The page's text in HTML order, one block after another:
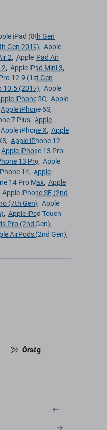
iPad (8th Gen
Gen 2019), Apple
2, Apple iPad Air
2, Apple iPad Mini 3,
12.9 (1st Gen
10.5 (2017), Apple
iPhone 5C, Apple
Apple iPhone 6S,
7 Plus, Apple
Apple iPhone X, Apple
, Apple iPhone 12
Apple iPhone 13 Pro
13 Pro, Apple
14, Apple
14 Pro Max, Apple
Apple iPhone SE (2nd
(7th Gen), Apple
, Apple iPod Touch
Pro (2nd Gen),
AirPods (2nd Gen),
Őrség